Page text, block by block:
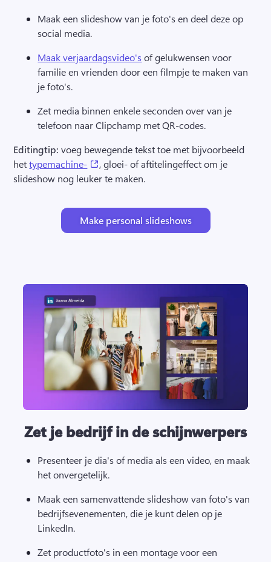
Maak een slideshow van je foto's en deel deze op
social media.
Maak verjaardagsvideo's of gelukwensen voor
familie en vrienden door een filmpje te maken van
je foto's.
Zet media binnen enkele seconden over van je
telefoon naar Clipchamp met QR-codes.
Editingtip: voeg bewegende tekst toe met bijvoorbeeld
het typemachine- (opens in a new tab)
, gloei- of aftitelingeffect om je
slideshow nog leuker te maken.
Make personal slideshows
Zet je bedrijf in de schijnwerpers
Presenteer je dia's of media als een video, en maak
het onvergetelijk.
Maak een samenvattende slideshow van foto's van
bedrijfsevenementen, die je kunt delen op je
LinkedIn.
Zet productfoto's in een montage voor een